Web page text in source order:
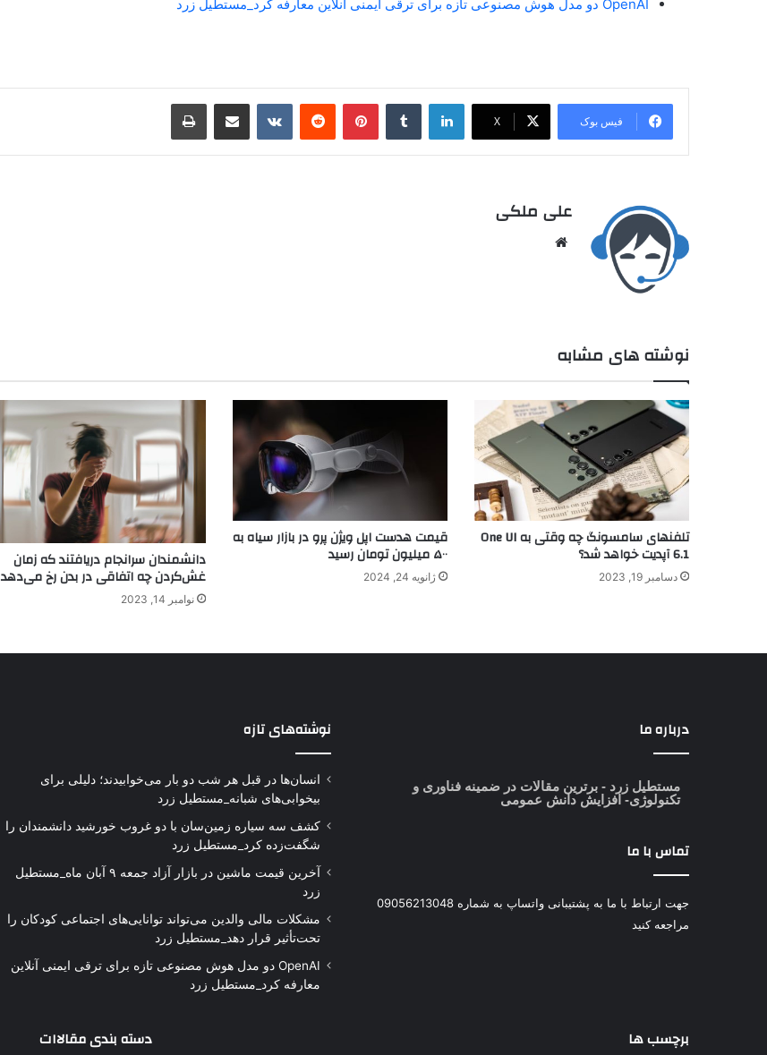
OpenAI دو مدل هوش مصنوعی تازه برای ترقی ایمنی آنلاین معارفه کرد_مستطیل زرد
فیس بوک X
علی ملکی
نوشته های مشابه
تلفنهای سامسونگ چه وقتی به One UI
6.1 آپدیت خواهد شد؟
دسامبر 19, 2023
قیمت هدست اپل ویژن پرو در بازار سیاه به
۵۰۰ میلیون تومان رسید
ژانویه 24, 2024
دانشمندان سرانجام دریافتند که زمان
غش‌کردن چه اتفاقی در بدن رخ می‌دهد
نوامبر 14, 2023
درباره ما
مستطیل زرد - برترین مقالات در ضمینه فناوری و
تکنولوژی- افزایش دانش عمومی
تماس با ما
جهت ارتباط با ما به پشتیبانی واتساپ به شماره 09056213048
مراجعه کنید
نوشته‌های تازه
انسان‌ها در قبل هر شب دو بار می‌خوابیدند؛ دلیلی برای
بیخوابی‌های شبانه_مستطیل زرد
کشف سه سیاره زمین‌سان با دو غروب خورشید دانشمندان را
شگفت‌زده کرد_مستطیل زرد
آخرین قیمت ماشین در بازار آزاد جمعه ۹ آبان ماه_مستطیل
زرد
مشکلات مالی والدین می‌تواند توانایی‌های اجتماعی کودکان را
تحت‌تأثیر قرار دهد_مستطیل زرد
OpenAI دو مدل هوش مصنوعی تازه برای ترقی ایمنی آنلاین
معارفه کرد_مستطیل زرد
برچسب ها دسته بندی مقالاات